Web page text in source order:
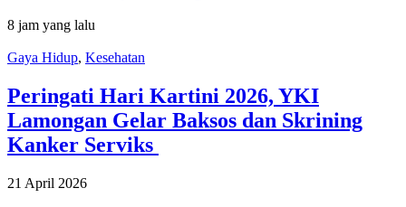
8 jam yang lalu
Gaya Hidup, Kesehatan
Peringati Hari Kartini 2026, YKI
Lamongan Gelar Baksos dan Skrining
Kanker Serviks
21 April 2026